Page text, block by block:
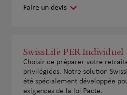
Faire un devis
SwissLife PER Individuel
Choisir de préparer votre
privilégiées. Notre solution
été spécialement développée
exigences de la loi Pacte.